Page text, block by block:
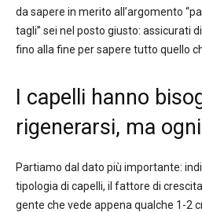
da sapere in merito all’argomento
tagli” sei nel posto giusto: assicurati
fino alla fine per sapere tutto quello
I capelli hanno
rigenerarsi, ma
Partiamo dal dato più importante:
tipologia di capelli, il fattore di
gente che vede appena qualche 1-2